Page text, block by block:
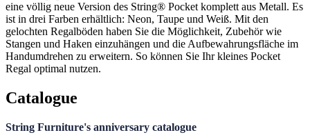
eine völlig neue Version des String® Pocket komplett aus Metall. Es
ist in drei Farben erhältlich: Neon, Taupe und Weiß. Mit den
gelochten Regalböden haben Sie die Möglichkeit, Zubehör wie
Stangen und Haken einzuhängen und die Aufbewahrungsfläche im
Handumdrehen zu erweitern. So können Sie Ihr kleines Pocket
Regal optimal nutzen.
Catalogue
String Furniture's anniversary catalogue